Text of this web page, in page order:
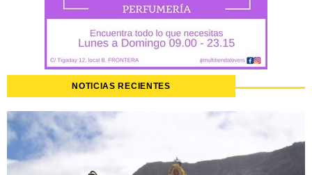
NOTICIAS RECIENTES